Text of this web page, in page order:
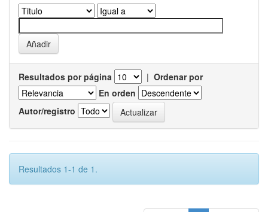
Resultados por página | Ordenar por
En orden
Autor/registro
Resultados 1-1 de 1.